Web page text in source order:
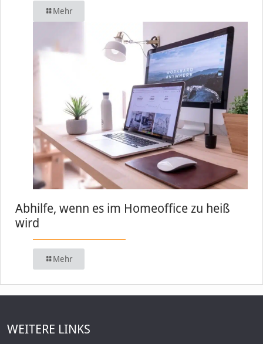
Mehr
Abhilfe, wenn es im Homeoffice zu heiß
wird
Mehr
WEITERE LINKS